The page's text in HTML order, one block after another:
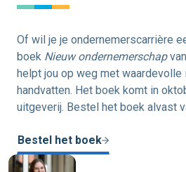
Of wil je je ondernemerscarrière
boek Nieuw ondernemerschap
helpt jou op weg met
handvatten. Het boek komt in
uitgeverij. Bestel het boek alvast
Bestel het boek